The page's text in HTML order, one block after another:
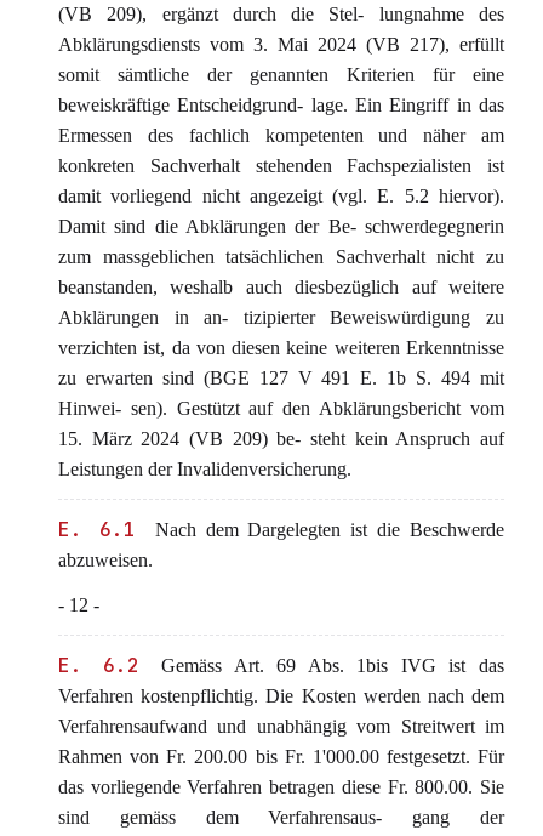
(VB 209), ergänzt durch die Stel- lungnahme des
Abklärungsdiensts vom 3. Mai 2024 (VB 217), erfüllt
somit sämtliche der genannten Kriterien für eine
beweiskräftige Entscheidgrund- lage. Ein Eingriff in das
Ermessen des fachlich kompetenten und näher am
konkreten Sachverhalt stehenden Fachspezialisten ist
damit vorliegend nicht angezeigt (vgl. E. 5.2 hiervor).
Damit sind die Abklärungen der Be- schwerdegegnerin
zum massgeblichen tatsächlichen Sachverhalt nicht zu
beanstanden, weshalb auch diesbezüglich auf weitere
Abklärungen in an- tizipierter Beweiswürdigung zu
verzichten ist, da von diesen keine weiteren Erkenntnisse
zu erwarten sind (BGE 127 V 491 E. 1b S. 494 mit
Hinwei- sen). Gestützt auf den Abklärungsbericht vom
15. März 2024 (VB 209) be- steht kein Anspruch auf
Leistungen der Invalidenversicherung.
E. 6.1
Nach dem Dargelegten ist die Beschwerde
abzuweisen.
- 12 -
E. 6.2
Gemäss Art. 69 Abs. 1bis IVG ist das
Verfahren kostenpflichtig. Die Kosten werden nach dem
Verfahrensaufwand und unabhängig vom Streitwert im
Rahmen von Fr. 200.00 bis Fr. 1'000.00 festgesetzt. Für
das vorliegende Verfahren betragen diese Fr. 800.00. Sie
sind gemäss dem Verfahrensaus- gang der